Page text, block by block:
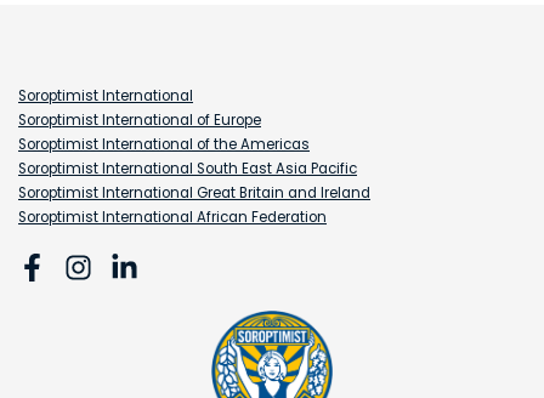
Soroptimist International
Soroptimist International of Europe
Soroptimist International of the Americas
Soroptimist International South East Asia Pacific
Soroptimist International Great Britain and Ireland
Soroptimist International African Federation